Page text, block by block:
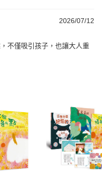
2026/07/12
不僅吸引孩子，也讓大人重